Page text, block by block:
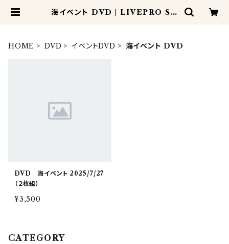
海イベント DVD | LIVEPRO SH
HOME DVD イベントDVD 海イベント DVD
DVD 海イベント 2025/7/27
（２枚組）
¥3,500
CATEGORY